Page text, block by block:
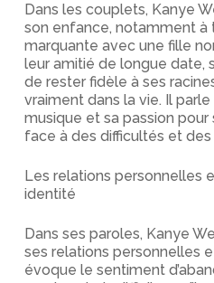
Dans les couplets, Kanye
son enfance, notamment à
marquante avec une fille
leur amitié de longue date,
de rester fidèle à ses
vraiment dans la vie. Il
musique et sa passion
face à des difficultés et des
Les relations personnelles
identité
Dans ses paroles, Kanye
ses relations personnelles
évoque le sentiment